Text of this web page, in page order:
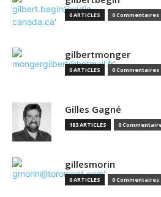
0 ARTICLES 0 Commentaires
gilbertmonger
0 ARTICLES 0 Commentaires
Gilles Gagné
183 ARTICLES 0
gillesmorin
0 ARTICLES 0 Commentaires